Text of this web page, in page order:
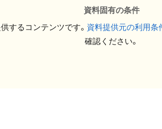
資料固有の条件
するコンテンツです。 資料提供元の利用条
確認ください。